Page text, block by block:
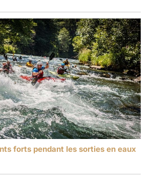
forts pendant les sorties en eaux